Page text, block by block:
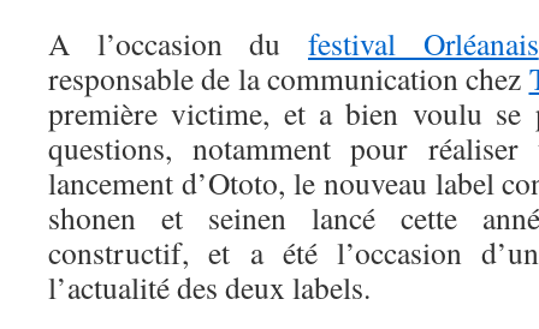
A l’occasion du festival Orléanais
responsable de la communication chez
première victime, et a bien voulu
questions, notamment pour
lancement d’Ototo, le nouveau label
shonen et seinen lancé cette
constructif, et a été l’occasion
l’actualité des deux labels.